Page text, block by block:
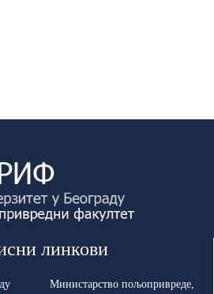
линкови
Министарство пољопривреде,